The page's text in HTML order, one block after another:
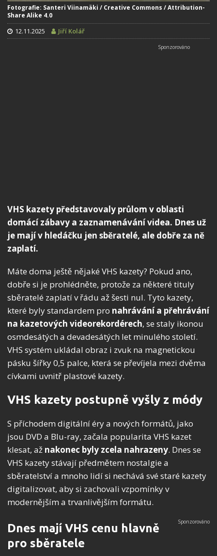
Fotografie: Santeri Viinamäki / Creative Commons / Attribution-
Share Alike 4.0
12.11.2025 Jiří Kolář
VHS kazety představovaly průlom v oblasti
domácí zábavy a zaznamenávání videa. Dnes už
je mají v hledáčku jen sběratelé, ale dobře za ně
zaplatí.
Máte doma ještě nějaké VHS kazety? Pokud ano,
dobře si je prohlédněte, protože za některé tituly
sběratelé zaplatí v řádu až šesti nul. Tyto kazety,
které byly standardem pro nahrávání a přehrávání
na kazetových videorekordérech, se staly ikonou
osmdesátých a devadesátých let minulého století.
VHS systém ukládal obraz i zvuk na magnetickou
pásku šířky 0,5 palce, která se převíjela mezi dvěma
cívkami uvnitř plastové kazety.
VHS kazety postupně vyšly z módy
S příchodem digitální éry a nových formátů, jako
jsou DVD a Blu-ray, začala popularita VHS kazet
klesat, až nakonec byly zcela nahrazeny. Dnes se
VHS kazety stávají předmětem nostalgie a
sběratelství a mnoho lidí si nechává své staré kazety
digitalizovat, aby si zachovali vzpomínky v
modernějším a trvanlivějším formátu.
Dnes mají VHS cenu hlavně
pro sběratele